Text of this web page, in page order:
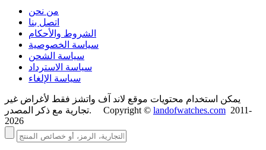
من نحن
اتصل بنا
الشروط والأحكام
سياسة الخصوصية
سياسة الشحن
سياسة الاسترداد
سياسة الإلغاء
يمكن استخدام محتويات موقع لاند آف واتشز فقط لأغراض غير
تجارية مع ذكر المصدر. Copyright © landofwatches.com 2011-
2026